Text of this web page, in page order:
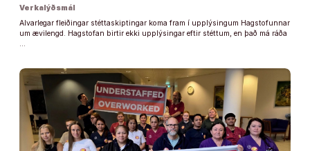
Verkalýðsmál
Alvarlegar fleiðingar stéttaskiptingar koma fram í upplýsingum Hagstofunnar
um ævilengd. Hagstofan birtir ekki upplýsingar eftir stéttum, en það má ráða
…